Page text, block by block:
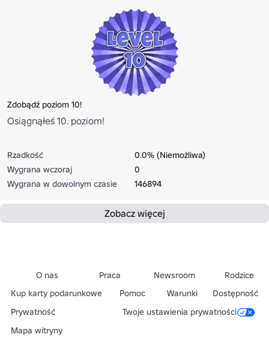
Zdobądź poziom 10!
Osiągnąłeś 10. poziom!
Rzadkość
0.0% (Niemożliwa)
Wygrana wczoraj
0
Wygrana w dowolnym czasie
146894
Zobacz więcej
O nas Praca Newsroom
Rodzice
Kup karty podarunkowe
Pomoc Warunki
Dostępność
Prywatność
Twoje ustawienia prywatności
Mapa witryny